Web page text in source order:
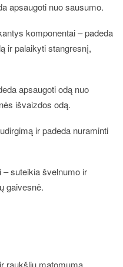
apsaugoti nuo sausumo.
komponentai – padeda
ir palaikyti stangresnį,
apsaugoti odą nuo
išvaizdos odą.
ir padeda nuraminti
– suteikia švelnumo ir
gaivesnė.
raukšlių matomumą,